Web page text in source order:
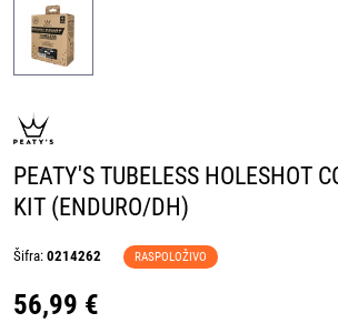
PEATY'S TUBELESS HOLESHOT
KIT (ENDURO/DH)
Šifra: 0214262 RASPOLOŽIVO
56,99 €